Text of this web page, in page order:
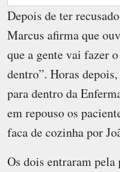
Depois de ter
Marcus afirma que
que a gente vai fazer
dentro”. Horas
para dentro da
em repouso os
faca de cozinha por
Os dois entraram pela